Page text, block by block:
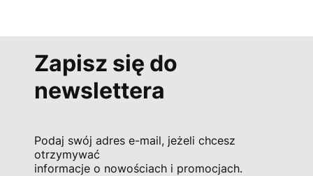
Zapisz się do
newslettera
Podaj swój adres e-mail, jeżeli chcesz
otrzymywać
informacje o nowościach i promocjach.